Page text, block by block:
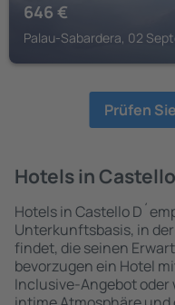
646 €
Palau-Sabardera, 02
Prüfen
Hotels in
Hotels in Castello
Unterkunftsbasis, in
findet, die seinen
bevorzugen ein Hotel
Inclusive-Angebot oder